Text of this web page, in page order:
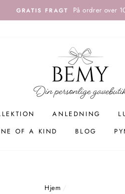
GRATIS FRAGT
På ordrer over
ANLEDNING
OF A KIND
BLOG
Hjem /